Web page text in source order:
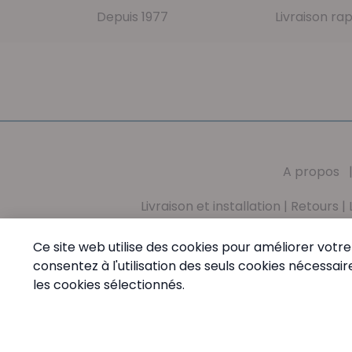
Depuis 1977 Livraison
A propos |
Livraison et installation | Retours |
Mission|Valeurs|Conditions générales|Vie
PharmaMed - Tél: - Du Lundi
Ce site web utilise des cookies pour améliorer
consentez à l'utilisation des seuls cookies
les cookies sélectionnés.